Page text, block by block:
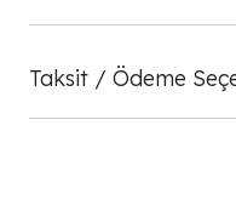
Taksit / Ödeme